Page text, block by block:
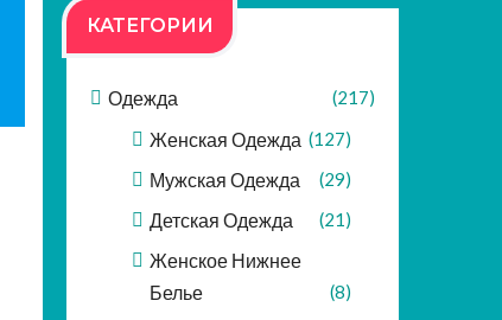
КАТЕГОРИИ
Одежда (217)
Женская Одежда (127)
Мужская Одежда (29)
Детская Одежда (21)
Женское Нижнее
Белье
(8)